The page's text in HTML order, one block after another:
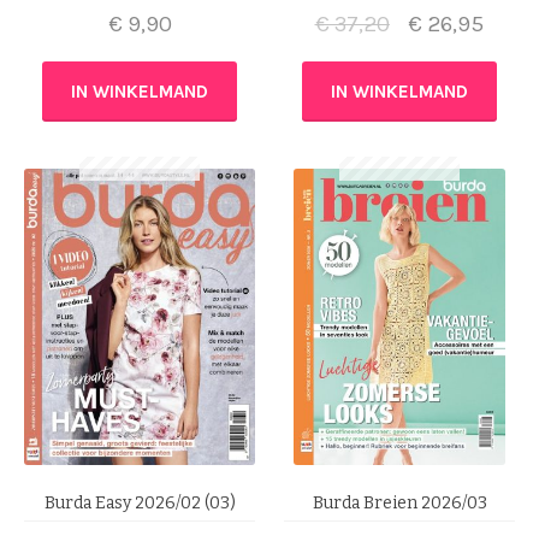
€ 9,90
IN WINKELMAND
€37,20 € 26,95
IN WINKELMAND
Burda Easy 2026/02 (03) Burda Breien 2026/03